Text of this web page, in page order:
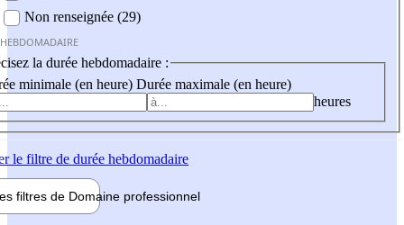
Non renseignée (29)
la durée hebdomadaire :
minimale (en heure) Durée maximale (en heure)
heures
le filtre de durée hebdomadaire
filtres de Domaine professionnel